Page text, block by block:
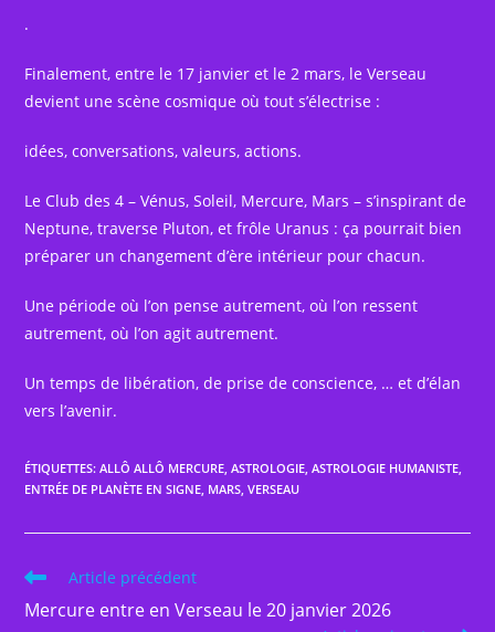
.
Finalement, entre le 17 janvier et le 2 mars, le Verseau
devient une scène cosmique où tout s’électrise :
idées, conversations, valeurs, actions.
Le Club des 4 – Vénus, Soleil, Mercure, Mars – s’inspirant de
Neptune, traverse Pluton, et frôle Uranus : ça pourrait bien
préparer un changement d’ère intérieur pour chacun.
Une période où l’on pense autrement, où l’on ressent
autrement, où l’on agit autrement.
Un temps de libération, de prise de conscience, … et d’élan
vers l’avenir.
ÉTIQUETTES:ALLÔ ALLÔ MERCURE, ASTROLOGIE, ASTROLOGIE HUMANISTE,
ENTRÉE DE PLANÈTE EN SIGNE, MARS, VERSEAU
Read
articles
Article précédent
Mercure entre en Verseau le 20 janvier 2026